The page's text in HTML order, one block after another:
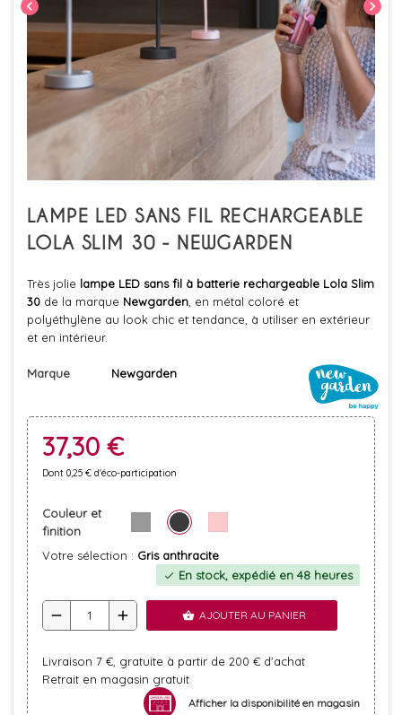
chevron_left chevron_right
LAMPE LED SANS FIL RECHARGEABLE
LOLA SLIM 30 - NEWGARDEN
Très jolie lampe LED sans fil à batterie rechargeable Lola Slim
30 de la marque Newgarden , en métal coloré et
polyéthylène au look chic et tendance, à utiliser en extérieur
et en intérieur.
Marque Newgarden
37,30 €
Dont 0,25 € d'éco-participation
Couleur et
finition
Votre sélection : Gris anthracite
check En stock, expédié en 48 heures
remove add shopping_basket AJOUTER AU PANIER
Livraison 7 €, gratuite à partir de 200 € d'achat
Retrait en magasin gratuit
Afficher la disponibilité en magasin